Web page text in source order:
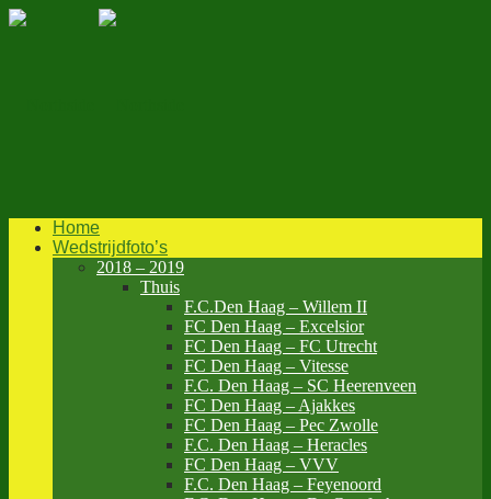
Home
Wedstrijdfoto’s
2018 – 2019
Thuis
F.C.Den Haag – Willem II
FC Den Haag – Excelsior
FC Den Haag – FC Utrecht
FC Den Haag – Vitesse
F.C. Den Haag – SC Heerenveen
FC Den Haag – Ajakkes
FC Den Haag – Pec Zwolle
F.C. Den Haag – Heracles
FC Den Haag – VVV
F.C. Den Haag – Feyenoord